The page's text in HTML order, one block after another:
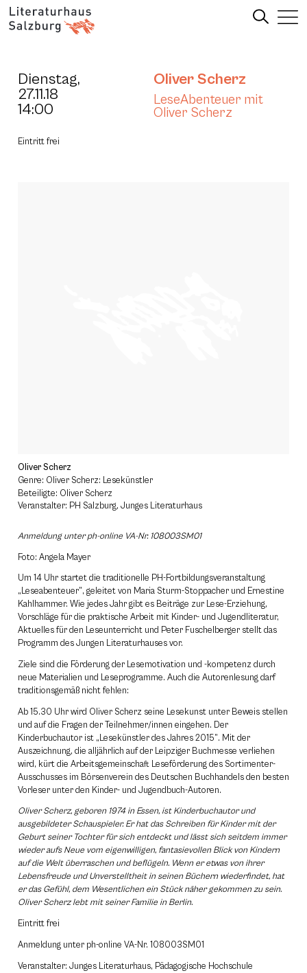
Dienstag,
27.11.18
14:00
Oliver Scherz
LeseAbenteuer mit
Oliver Scherz
Eintritt frei
Oliver Scherz
Genre: Oliver Scherz: Lesekünstler
Beteiligte: Oliver Scherz
Veranstalter: PH Salzburg, Junges Literaturhaus
Anmeldung unter ph-online VA-Nr. 108003SM01
Foto: Angela Mayer
Um 14 Uhr startet die traditionelle PH-Fortbildungsveranstaltung
„Leseabenteuer”, geleitet von Maria Sturm-Stoppacher und Ernestine
Kahlhammer. Wie jedes Jahr gibt es Beiträge zur Lese-Erziehung,
Vorschläge für die praktische Arbeit mit Kinder- und Jugendliteratur,
Aktuelles für den Leseunterricht und Peter Fuschelberger stellt das
Programm des Jungen Literaturhauses vor.
Ziele sind die Förderung der Lesemotivation und -kompetenz durch
neue Materialien und Leseprogramme. Auch die Autorenlesung darf
traditionsgemäß nicht fehlen:
Ab 15.30 Uhr wird Oliver Scherz seine Lesekunst unter Beweis stellen
und auf die Fragen der Teilnehmer/innen eingehen. Der
Kinderbuchautor ist „Lesekünstler des Jahres 2015”. Mit der
Auszeichnung, die alljährlich auf der Leipziger Buchmesse verliehen
wird, kürt die Arbeitsgemeinschaft Leseförderung des Sortimenter-
Ausschusses im Börsenverein des Deutschen Buchhandels den besten
Vorleser unter den Kinder- und Jugendbuch-Autoren.
Oliver Scherz, geboren 1974 in Essen, ist Kinderbuchautor und
ausgebildeter Schauspieler. Er hat das Schreiben für Kinder mit der
Geburt seiner Tochter für sich entdeckt und lässt sich seitdem immer
wieder aufs Neue vom eigenwilligen, fantasievollen Blick von Kindern
auf die Welt überraschen und beflügeln. Wenn er etwas von ihrer
Lebensfreude und Unverstelltheit in seinen Büchern wiederfindet, hat
er das Gefühl, dem Wesentlichen ein Stück näher gekommen zu sein.
Oliver Scherz lebt mit seiner Familie in Berlin.
Eintritt frei
Anmeldung unter ph-online VA-Nr. 108003SM01
Veranstalter: Junges Literaturhaus, Pädagogische Hochschule